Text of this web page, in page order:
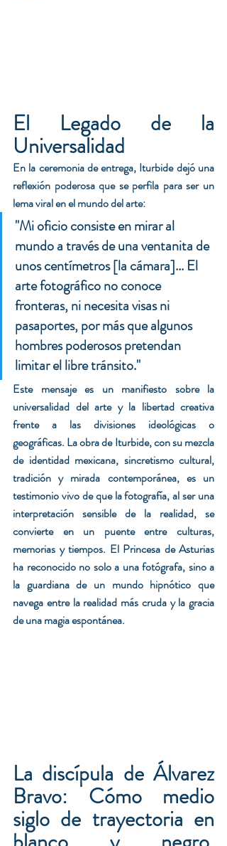
El Legado de la
Universalidad
En la ceremonia de entrega, Iturbide dejó una
reflexión poderosa que se perfila para ser un
lema viral en el mundo del arte:
"Mi oficio consiste en mirar al
mundo a través de una ventanita de
unos centímetros [la cámara]... El
arte fotográfico no conoce
fronteras, ni necesita visas ni
pasaportes, por más que algunos
hombres poderosos pretendan
limitar el libre tránsito."
Este mensaje es un manifiesto sobre la
universalidad del arte y la libertad creativa
frente a las divisiones ideológicas o
geográficas. La obra de Iturbide, con su mezcla
de identidad mexicana, sincretismo cultural,
tradición y mirada contemporánea, es un
testimonio vivo de que la fotografía, al ser una
interpretación sensible de la realidad, se
convierte en un puente entre culturas,
memorias y tiempos. El Princesa de Asturias
ha reconocido no solo a una fotógrafa, sino a
la guardiana de un mundo hipnótico que
navega entre la realidad más cruda y la gracia
de una magia espontánea.
La discípula de Álvarez
Bravo: Cómo medio
siglo de trayectoria en